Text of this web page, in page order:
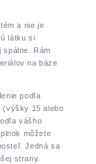
a nie je
látku si
spálne. Rám
na báze
podľa
(výšky 15 alebo
vášho
môžete
Jedná sa
strany.